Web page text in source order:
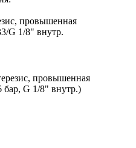
провышенная
G 1/8" внутр.
провышенная
бар, G 1/8" внутр.)